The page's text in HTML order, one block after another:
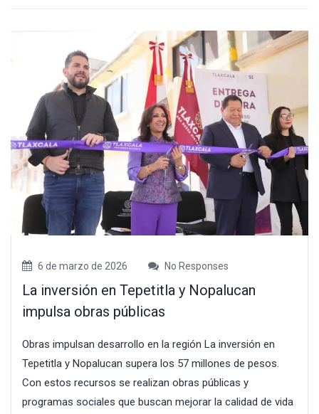
6 de marzo de 2026 No Responses
La inversión en Tepetitla y Nopalucan
impulsa obras públicas
Obras impulsan desarrollo en la región La inversión en
Tepetitla y Nopalucan supera los 57 millones de pesos.
Con estos recursos se realizan obras públicas y
programas sociales que buscan mejorar la calidad de vida